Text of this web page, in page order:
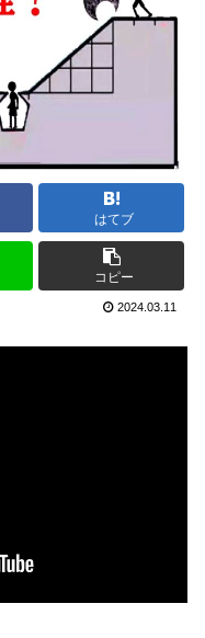
はてブ
コピー
2024.03.11